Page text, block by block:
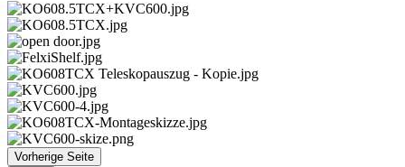
Vorherige Seite